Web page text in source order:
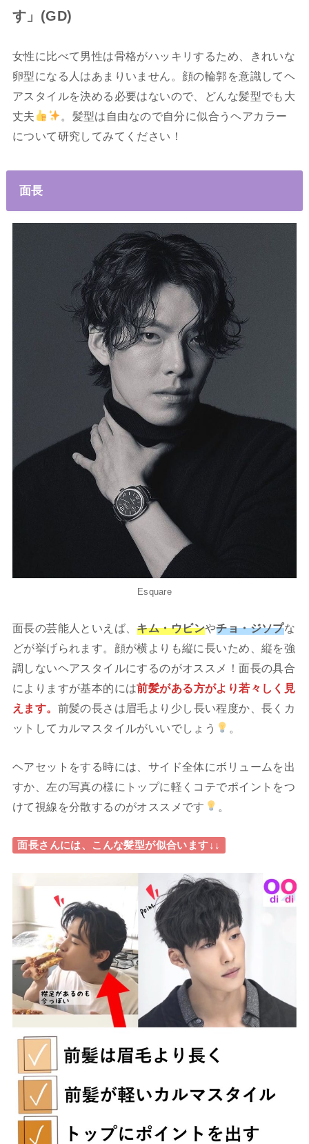
す」(GD)
女性に比べて男性は骨格がハッキリするため、きれいな
卵型になる人はあまりいません。顔の輪郭を意識してヘ
アスタイルを決める必要はないので、どんな髪型でも大
丈夫
。髪型は自由なので自分に似合うヘアカラー
について研究してみてください！
面長
Esquare
面長の芸能人といえば、 キム・ウビンやチョ・ジソプな
どが挙げられます。顔が横よりも縦に長いため、縦を強
調しないヘアスタイルにするのがオススメ！面長の具合
によりますが基本的には前髪がある方がより若々しく見
えます。 前髪の長さは眉毛より少し長い程度か、長くカ
ットしてカルマスタイルがいいでしょう
。
ヘアセットをする時には、サイド全体にボリュームを出
すか、左の写真の様にトップに軽くコテでポイントをつ
けて視線を分散するのがオススメです
。
面長さんには、こんな髪型が似合います↓↓